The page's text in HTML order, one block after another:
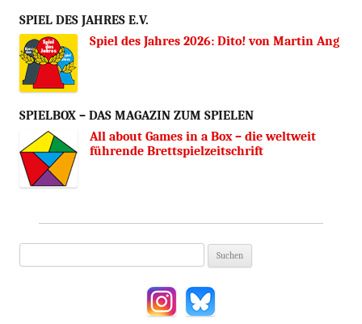
SPIEL DES JAHRES E.V.
Spiel des Jahres 2026: Dito! von Martin Ang
SPIELBOX – DAS MAGAZIN ZUM SPIELEN
All about Games in a Box – die weltweit
führende Brettspielzeitschrift
nach: